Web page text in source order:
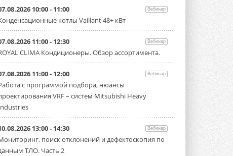
«Датарк» испытал модульный
ЦОД с плотностью 54 кВт на
стойку
Испытания прошли на собственной
производственной площадке и были ...
3 АВГУСТА 2026
Samsung выпускает VRF-
систему DVM на R32
Линейка включает семь типоразмеров
производительностью от 22,4 до 56 кВт.
«СиСофт Девелопмент» подвел
итоги конкурса студенческих
проектов «ТИМ-лидеры 2026»
10:00 - 11:00 Вебинар
котлы Vaillant 48+ кВт
11:00 - 12:30 Вебинар
CLIMA Кондиционеры. Обзор ассортимента.
11:00 - 12:00 Вебинар
с программой подбора, нюансы
VRF – систем Mitsubishi Heavy
13:00 - 14:30 Вебинар
поиск отклонений и дефектоскопия по
ТЛО. Часть 2